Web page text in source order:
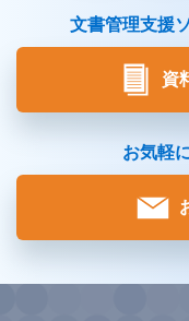
文書管理支援
資
お気軽